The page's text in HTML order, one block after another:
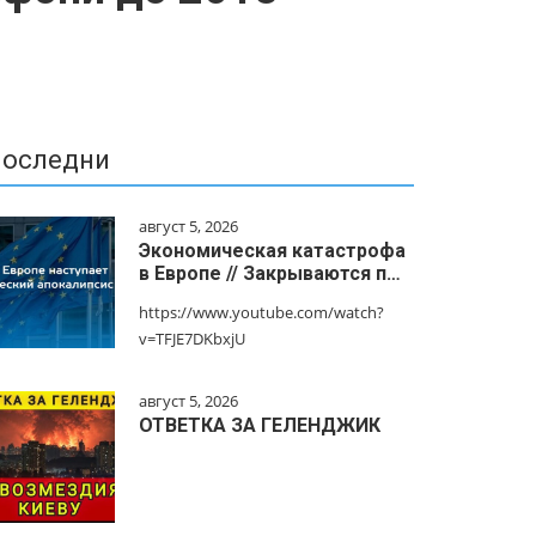
август 5, 2026
Экономическая катастрофа
в Европе // Закрываются п…
https://www.youtube.com/watch?
v=TFJE7DKbxjU
август 5, 2026
ОТВЕТКА ЗА ГЕЛЕНДЖИК